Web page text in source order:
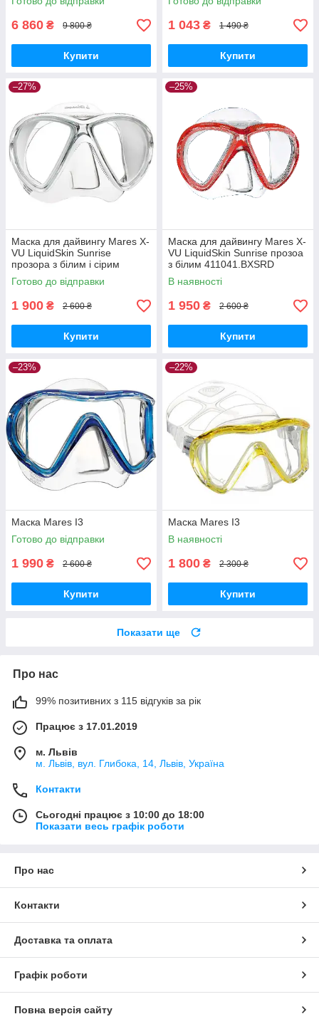
6 860 ₴ 9 800 ₴
Купити
1 043 ₴ 1 490 ₴
Купити
–27%
Маска для дайвингу Mares X-
VU LiquidSkin Sunrise
прозора з білим і сірим
411041.BXSWHWH
Готово до відправки
1 900 ₴ 2 600 ₴
Купити
–25%
Маска для дайвингу Mares X-
VU LiquidSkin Sunrise прозоа
з білим 411041.BXSRD
В наявності
1 950 ₴ 2 600 ₴
Купити
–23%
Маска Mares I3
Готово до відправки
1 990 ₴ 2 600 ₴
Купити
–22%
Маска Mares I3
В наявності
1 800 ₴ 2 300 ₴
Купити
Показати ще
Про нас
99% позитивних з 115 відгуків за рік
Працює з 17.01.2019
м. Львів
м. Львів, вул. Глибока, 14, Львів, Україна
Контакти
Сьогодні працює з 10:00 до 18:00
Показати весь графік роботи
Про нас
Контакти
Доставка та оплата
Графік роботи
Повна версія сайту